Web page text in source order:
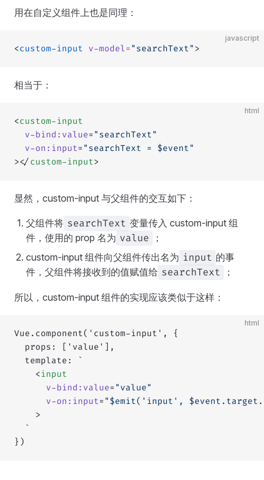
用在自定义组件上也是同理：
javascript
<custom-input v-model= "searchText">
相当于：
html
<custom-input
  v-bind:value
= "searchText"
  v-on:input
= "searchText = $event"
></custom-input>
显然，custom-input 与父组件的交互如下：
父组件将 searchText 变量传入 custom-input 组
件，使用的 prop 名为 value
；
custom-input 组件向父组件传出名为 input 的事
件，父组件将接收到的值赋值给 searchText ；
所以，custom-input 组件的实现应该类似于这样：
html
Vue.component('custom-input', {
  props: ['value'],
  template: `
    <
input
      v-bind:value
= "value"
      v-on:input
= "$emit('input',
    >
  `
})